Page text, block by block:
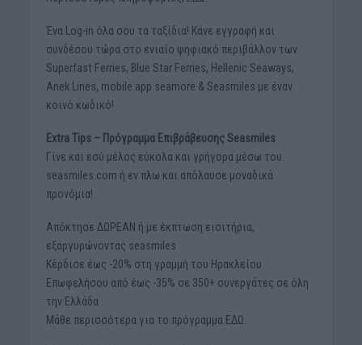
Ένα Log-in όλα σου τα ταξίδια! Κάνε εγγραφή και
συνδέσου τώρα στο ενιαίο ψηφιακό περιβάλλον των
Superfast Ferries, Βlue Star Ferries, Hellenic Seaways,
Anek Lines, mobile app seamore & Seasmiles με έναν
κοινό κωδικό!
Extra Tips – Πρόγραμμα Επιβράβευσης Seasmiles
Γίνε και εσύ μέλος εύκολα και γρήγορα μέσω του
seasmiles.com ή εν πλω και απόλαυσε μοναδικά
προνόμια!
Απόκτησε ΔΩΡΕΑΝ ή με έκπτωση εισιτήρια,
εξαργυρώνοντας seasmiles
Κέρδισε έως -20% στη γραμμή του Ηρακλείου
Επωφελήσου από έως -35% σε 350+ συνεργάτες σε όλη
την Ελλάδα
Μάθε περισσότερα για το πρόγραμμα ΕΔΩ.